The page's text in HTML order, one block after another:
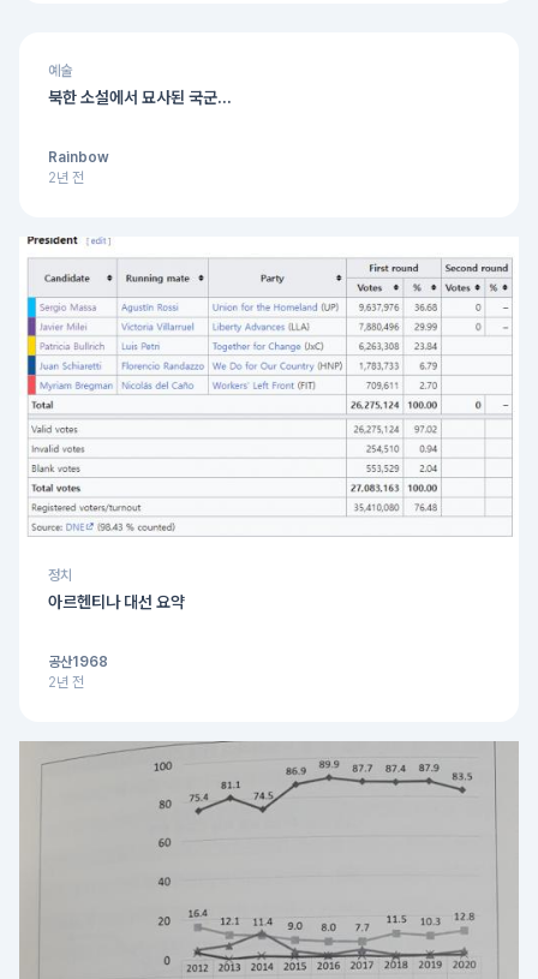
예술
북한 소설에서 묘사된 국군...
Rainbow
2년 전
정치
아르헨티나 대선 요약
공산1968
2년 전